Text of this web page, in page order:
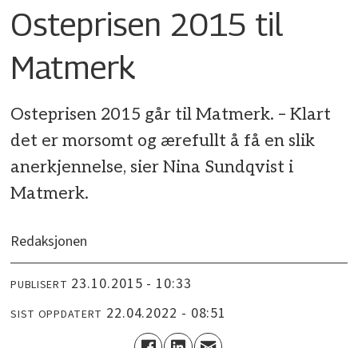
Osteprisen 2015 til
Matmerk
Osteprisen 2015 går til Matmerk. – Klart
det er morsomt og ærefullt å få en slik
anerkjennelse, sier Nina Sundqvist i
Matmerk.
Redaksjonen
PUBLISERT 23.10.2015 - 10:33
SIST OPPDATERT 22.04.2022 - 08:51